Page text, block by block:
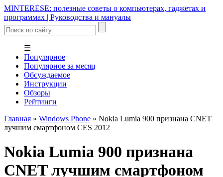
MINTERESE: полезные советы о компьютерах, гаджетах и
программах | Руководства и мануалы
☰
Популярное
Популярное за месяц
Обсуждаемое
Инструкции
Обзоры
Рейтинги
Главная » Windows Phone » Nokia Lumia 900 признана CNET
лучшим смартфоном CES 2012
Nokia Lumia 900 признана
CNET лучшим смартфоном